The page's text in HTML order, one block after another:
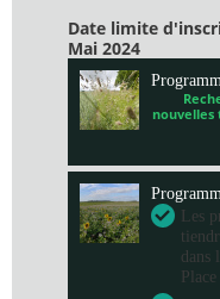
Date limite
Mai 2024
nouvelles
Les
dans